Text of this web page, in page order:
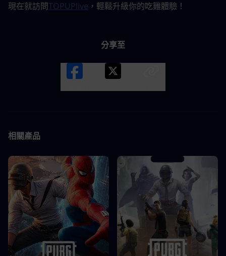
現在就訪問TOPUPlive ，輕鬆升級你的吃雞體驗！
分享至
相關產品